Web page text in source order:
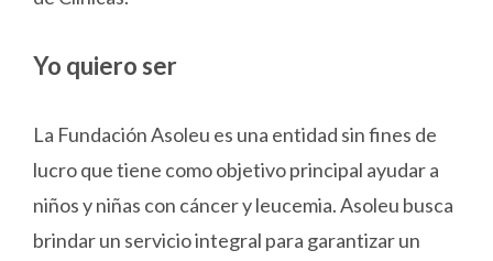
Yo quiero ser
La Fundación Asoleu es una entidad sin fines de
lucro que tiene como objetivo principal ayudar a
niños y niñas con cáncer y leucemia. Asoleu busca
brindar un servicio integral para garantizar un